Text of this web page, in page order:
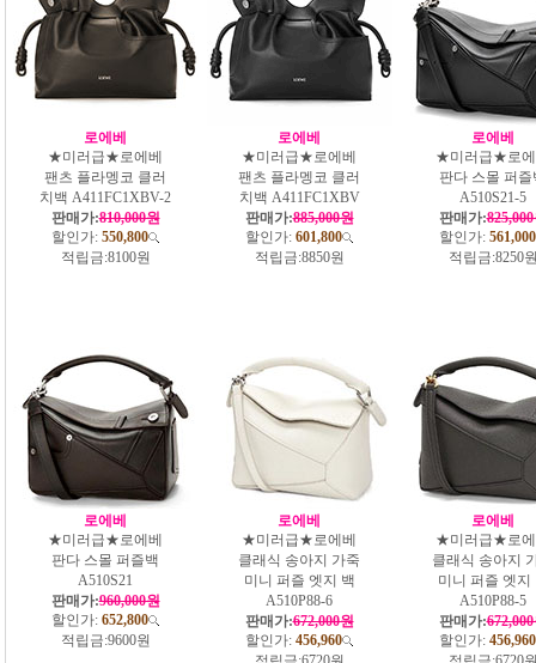
로에베
★미러급★로에베
팬츠 플라멩코 클러
치백 A411FC1XBV-2
판매가:810,000원
할인가: 550,800
적립금:8100원
로에베
★미러급★로에베
팬츠 플라멩코 클러
치백 A411FC1XBV
판매가:885,000원
할인가: 601,800
적립금:8850원
로에베
★미러급★로
판다 스몰 퍼즐
A510S21-5
판매가:
할인가: 561,000
적립금:8250
로에베
★미러급★로에베
판다 스몰 퍼즐백
A510S21
판매가:960,000원
할인가: 652,800
적립금:9600원
로에베
★미러급★로에베
클래식 송아지 가죽
미니 퍼즐 엣지 백
A510P88-6
판매가:672,000원
할인가: 456,960
로에베
★미러급★로
클래식 송아지
미니 퍼즐 엣지
A510P88-5
판매가:
할인가: 456,960